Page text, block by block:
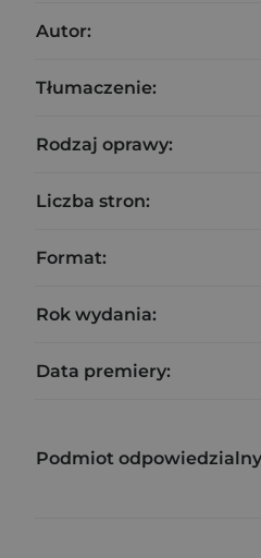
Autor:
Tłumaczenie:
Rodzaj oprawy:
Liczba stron:
Format:
Rok wydania:
Data premiery:
Podmiot